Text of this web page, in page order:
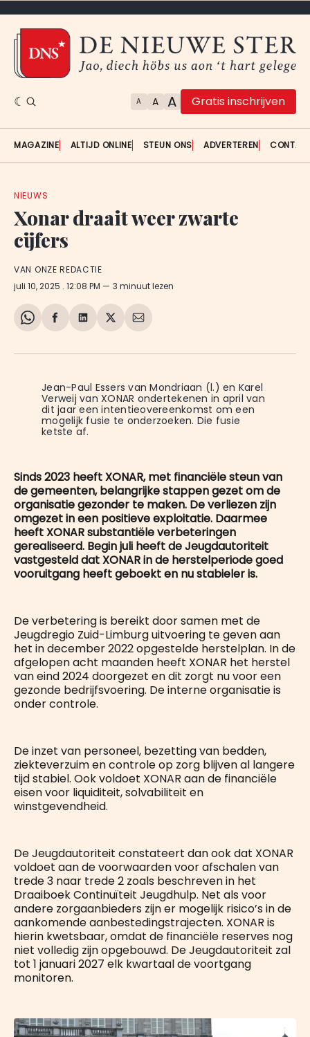
A A A Gratis inschrijven
MAGAZINE ALTIJD ONLINE STEUN ONS ADVERTEREN
NIEUWS
Xonar draait weer zwarte
cijfers
VAN ONZE REDACTIE
juli 10, 2025 . 12:08 PM 3 minuut lezen
Share
WhatsApp
Delen
Facebook
Delen
LinkedIn
Share
X
Deel
E-
Jean-Paul Essers van Mondriaan (l.) en Karel
Verweij van XONAR ondertekenen in april van
dit jaar een intentieovereenkomst om een
mogelijk fusie te onderzoeken. Die fusie
ketste af.
Sinds 2023 heeft XONAR, met financiële steun van
de gemeenten, belangrijke stappen gezet om de
organisatie gezonder te maken. De verliezen zijn
omgezet in een positieve exploitatie. Daarmee
heeft XONAR substantiële verbeteringen
gerealiseerd. Begin juli heeft de Jeugdautoriteit
vastgesteld dat XONAR in de herstelperiode goed
vooruitgang heeft geboekt en nu stabieler is.
De verbetering is bereikt door samen met de
Jeugdregio Zuid-Limburg uitvoering te geven aan
het in december 2022 opgestelde herstelplan. In de
afgelopen acht maanden heeft XONAR het herstel
van eind 2024 doorgezet en dit zorgt nu voor een
gezonde bedrijfsvoering. De interne organisatie is
onder controle.
De inzet van personeel, bezetting van bedden,
ziekteverzuim en controle op zorg blijven al langere
tijd stabiel. Ook voldoet XONAR aan de financiële
eisen voor liquiditeit, solvabiliteit en
winstgevendheid.
De Jeugdautoriteit constateert dan ook dat XONAR
voldoet aan de voorwaarden voor afschalen van
trede 3 naar trede 2 zoals beschreven in het
Draaiboek Continuïteit Jeugdhulp. Net als voor
andere zorgaanbieders zijn er mogelijk risico’s in de
aankomende aanbestedingstrajecten. XONAR is
hierin kwetsbaar, omdat de financiële reserves nog
niet volledig zijn opgebouwd. De Jeugdautoriteit zal
tot 1 januari 2027 elk kwartaal de voortgang
monitoren.